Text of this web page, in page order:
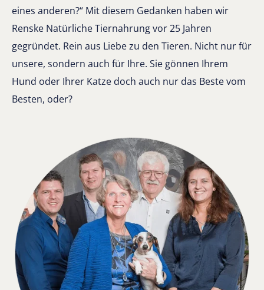
eines anderen?“ Mit diesem Gedanken haben wir
Renske Natürliche Tiernahrung vor 25 Jahren
gegründet. Rein aus Liebe zu den Tieren. Nicht nur für
unsere, sondern auch für Ihre. Sie gönnen Ihrem
Hund oder Ihrer Katze doch auch nur das Beste vom
Besten, oder?